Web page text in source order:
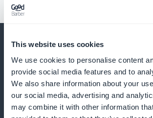
This website uses cookies
We use cookies to personalise content
provide social media features and to
We also share information about your
our social media, advertising and
may combine it with other information
Y mucho, mucho más